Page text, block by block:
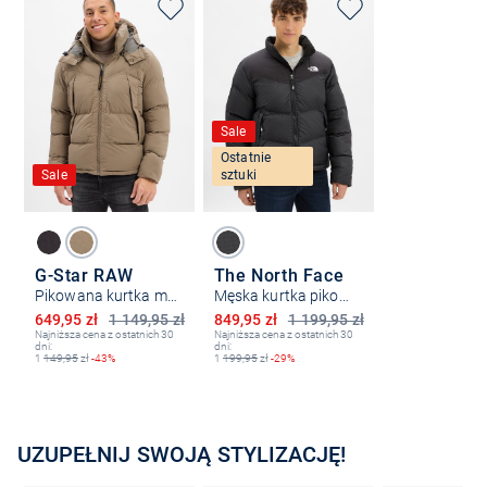
Sale
G-Star RAW
Pikowana kurtka męska
1 149,95 zł
Obniżona cena
649,95 zł
Najniższa cena z ostatnich 30
dni:
1 149,95zł-43%
Sale
Ostatnie
sztuki
The North Face
1 199,95 zł
Obniżona cena
849,95 zł
Najniższa cena z ostatnich 30
dni:
1 199,95zł-29%
UZUPEŁNIJ SWOJĄ STYLIZACJĘ!